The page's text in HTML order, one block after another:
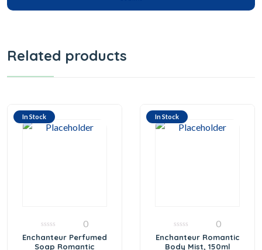
Related products
In Stock
0
out
of
0
Enchanteur Perfumed
Soap Romantic
In Stock
0
out
of
0
Enchanteur Romantic
Body Mist, 150ml